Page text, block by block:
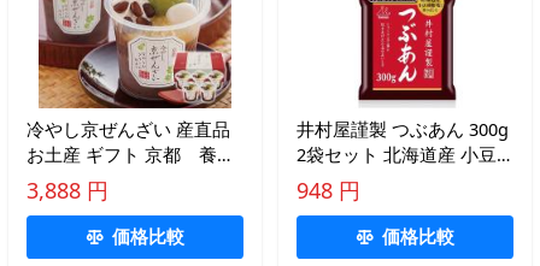
冷やし京ぜんざい 産直品
お土産 ギフト 京都 養老
軒
3,888 円
価格比較
井村屋謹製 つぶあん 300g
2袋セット 北海道産 小豆
粒あん あんこ 製菓 製パン
和菓子 トッピング ぜんざ
い おしるこ
948 円
価格比較